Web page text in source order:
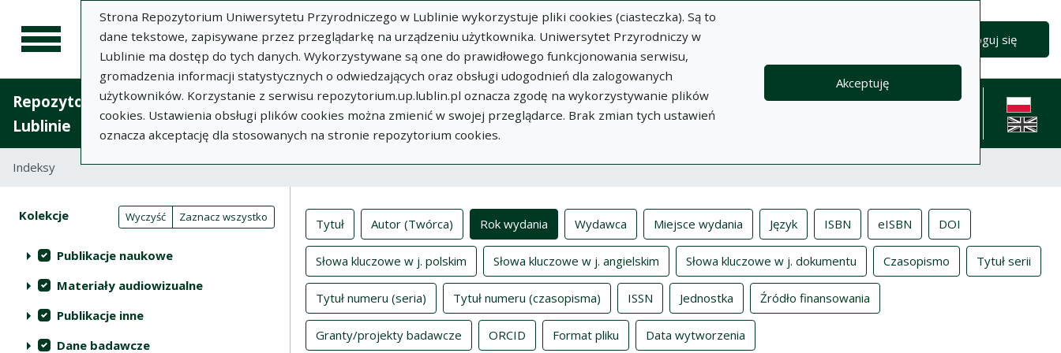
Strona Repozytorium Uniwersytetu Przyrodniczego w Lublinie wykorzystuje pliki cookies (ciasteczka). Są to
dane tekstowe, zapisywane przez przeglądarkę na urządzeniu użytkownika. Uniwersytet Przyrodniczy w
Lublinie ma dostęp do tych danych. Wykorzystywane są one do prawidłowego funkcjonowania serwisu,
gromadzenia informacji statystycznych o odwiedzających oraz obsługi udogodnień dla zalogowanych
użytkowników. Korzystanie z serwisu repozytorium.up.lublin.pl oznacza zgodę na wykorzystywanie plików
cookies. Ustawienia obsługi plików cookies można zmienić w swojej przeglądarce. Brak zmian tych ustawień
oznacza akceptację dla stosowanych na stronie repozytorium cookies.
Akceptuję
Zaloguj się
Repozytorium Uniwersytetu Przyrodniczego w
Lublinie
Dodaj
publikację
O
Repozytorium
Dokumenty Informacje Pomoc
Polityka
Kontakt
English
Indeksy
Akcje na kolekcjach Wyczyść Zaznacz wszystko
Kolekcje (automatyczne przeładowanie treści)
Publikacje naukowe
Materiały audiowizualne
Publikacje inne
Dane badawcze
Indeksy
Tytuł Autor (Twórca) Rok wydania Wydawca Miejsce wydania Język ISBN eISBN DOI
Słowa kluczowe w j. polskim Słowa kluczowe w j. angielskim Słowa kluczowe w j. dokumentu Czasopismo Tytuł serii
Tytuł numeru (seria) Tytuł numeru (czasopisma) ISSN Jednostka Źródło finansowania
Granty/projekty badawcze ORCID Format pliku Data wytworzenia